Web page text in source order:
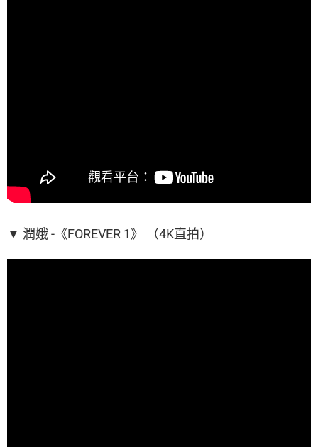
▼ 潤娥 -《FOREVER 1》 （4K直拍）